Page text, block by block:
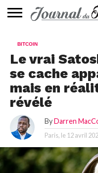
📰
EVALUATION
GUIDE
TENDANCES
À
CONTACTEZ-
BITCOIN
Le vrai
se cache
mais en
révélé
By Darren
Paris, le 12 avril